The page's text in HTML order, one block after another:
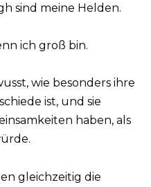
sind meine Helden.
ich groß bin.
wie besonders ihre
ist, und sie
haben, als
gleichzeitig die